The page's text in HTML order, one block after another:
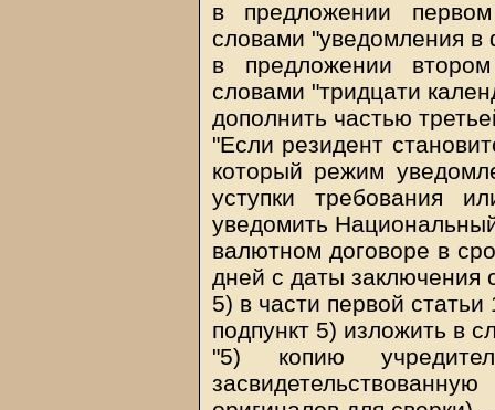
в предложении
словами "уведомления
в предложении
словами "тридцати
дополнить частью
"Если резидент
который режим
уступки требования
уведомить
валютном договоре в
дней с даты заключения
5) в части первой статьи
подпункт 5) изложить в
"5) копию